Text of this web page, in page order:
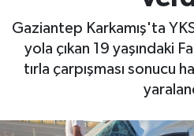
Gaziantep Karkamış'ta
yola çıkan 19 yaşındaki
tırla çarpışması sonucu
EKONOMİ
MAGAZİN
Süper Lig Puan Durumu
Tüm Manşetler
Son Dakika Haberleri
Haber Arşivi